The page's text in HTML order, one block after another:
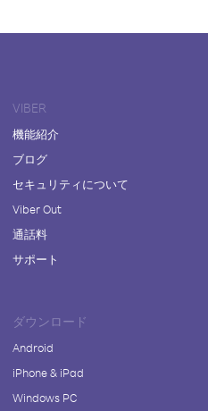
VIBER
機能紹介
ブログ
セキュリティについて
Viber Out
通話料
サポート
ダウンロード
Android
iPhone & iPad
Windows PC